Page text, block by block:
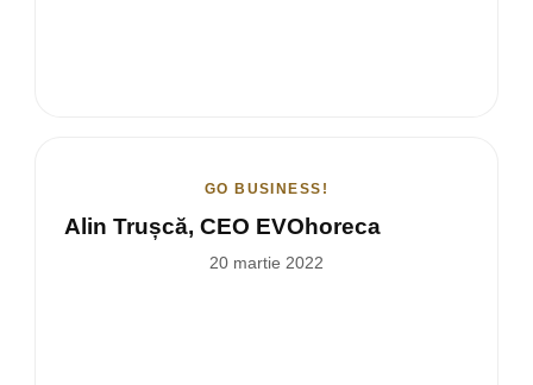
GO BUSINESS!
Alin Trușcă, CEO EVOhoreca
20 martie 2022